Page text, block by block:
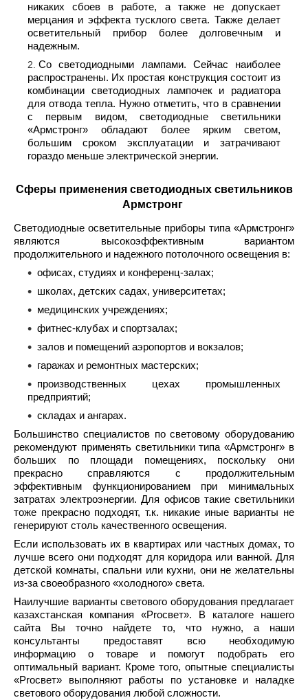
никаких сбоев в работе, а также не допускает
мерцания и эффекта тусклого света. Также делает
осветительный прибор более долговечным и
надежным.
Со светодиодными лампами. Сейчас наиболее
распространены. Их простая конструкция состоит из
комбинации светодиодных лампочек и радиатора
для отвода тепла. Нужно отметить, что в сравнении
с первым видом, светодиодные светильники
«Армстронг» обладают более ярким светом,
большим сроком эксплуатации и затрачивают
гораздо меньше электрической энергии.
Сферы применения светодиодных светильников
Армстронг
Светодиодные осветительные приборы типа «Армстронг»
являются высокоэффективным вариантом
продолжительного и надежного потолочного освещения в:
офисах, студиях и конференц-залах;
школах, детских садах, университетах;
медицинских учреждениях;
фитнес-клубах и спортзалах;
залов и помещений аэропортов и вокзалов;
гаражах и ремонтных мастерских;
производственных цехах промышленных
предприятий;
складах и ангарах.
Большинство специалистов по световому оборудованию
рекомендуют применять светильники типа «Армстронг» в
больших по площади помещениях, поскольку они
прекрасно справляются с продолжительным
эффективным функционированием при минимальных
затратах электроэнергии. Для офисов такие светильники
тоже прекрасно подходят, т.к. никакие иные варианты не
генерируют столь качественного освещения.
Если использовать их в квартирах или частных домах, то
лучше всего они подходят для коридора или ванной. Для
детской комнаты, спальни или кухни, они не желательны
из-за своеобразного «холодного» света.
Наилучшие варианты светового оборудования предлагает
казахстанская компания «Proсвет». В каталоге нашего
сайта Вы точно найдете то, что нужно, а наши
консультанты предоставят всю необходимую
информацию о товаре и помогут подобрать его
оптимальный вариант. Кроме того, опытные специалисты
«Proсвет» выполняют работы по установке и наладке
светового оборудования любой сложности.